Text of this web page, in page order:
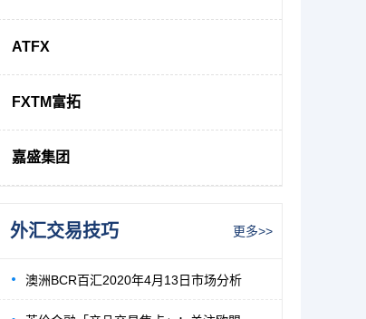
ATFX
FXTM富拓
嘉盛集团
外汇交易技巧 更多>>
澳洲BCR百汇2020年4月13日市场分析